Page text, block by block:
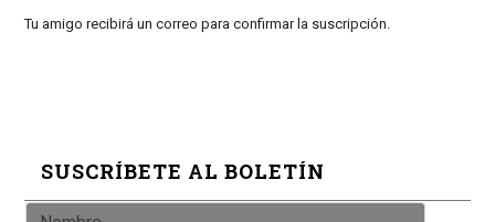
Tu amigo recibirá un correo para confirmar la suscripción.
SUSCRÍBETE AL BOLETÍN